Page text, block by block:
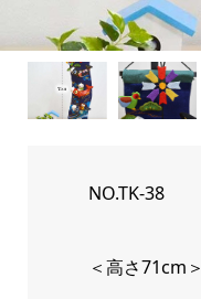
NO.TK-38
＜高さ71cm＞